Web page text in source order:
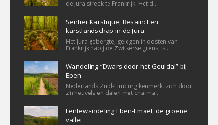
de Jura streek te Frankrijk. Het d..
Sentier Karstique, Besain: Een
karstlandschap in de Jura
Het Jura gebergte, gelegen in oosten van
Frankrijk nabij de Zwitserse grens, is..
Wandeling “Dwars door het Geuldal” bij
Epen
Nederlands Zuid-Limburg kenmerkt zich door
z’n heuvels en dalen met charma..
Lentewandeling Eben-Emael, de groene
vallei